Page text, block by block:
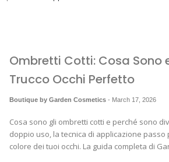
Ombretti Cotti: Cosa Sono
Trucco Occhi Perfetto
Boutique by Garden Cosmetics - March 17, 2026
Cosa sono gli ombretti cotti e perché sono
doppio uso, la tecnica di applicazione
colore dei tuoi occhi. La guida completa di